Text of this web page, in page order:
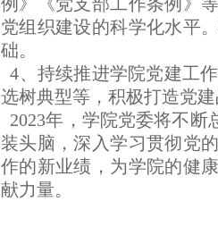
党组织建设的科学化水平
础。
4、持续推进学院党建工
选树典型等，积极打造党
2023年，学院党委将不
装头脑，深入学习贯彻党
作的新业绩，为学院的健
献力量。